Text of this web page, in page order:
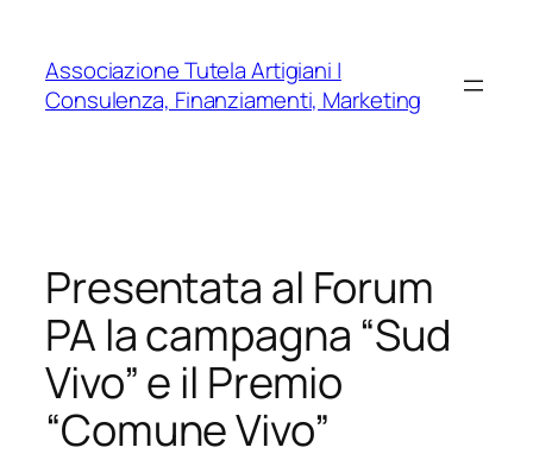
contenuto
Associazione Tutela Artigiani |
Consulenza, Finanziamenti, Marketing
Presentata al Forum
PA la campagna “Sud
Vivo” e il Premio
“Comune Vivo”